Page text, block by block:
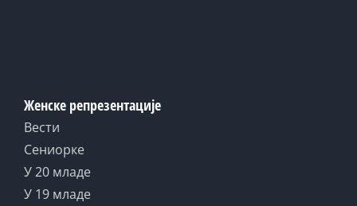
Женске репрезентације
Вести
Сениорке
У 20 младе
У 19 младе